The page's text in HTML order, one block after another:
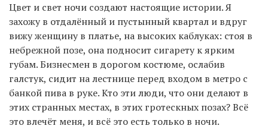
Цвет и свет ночи создают настоящие истории. Я
захожу в отдалённый и пустынный квартал и вдруг
вижу женщину в платье, на высоких каблуках: стоя в
небрежной позе, она подносит сигарету к ярким
губам. Бизнесмен в дорогом костюме, ослабив
галстук, сидит на лестнице перед входом в метро с
банкой пива в руке. Кто эти люди, что они делают в
этих странных местах, в этих гротескных позах? Всё
это влечёт меня, и всё это есть только в ночи.